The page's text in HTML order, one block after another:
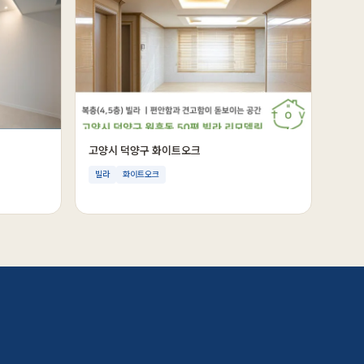
고양시 덕양구 화이트오크
빌라 화이트오크